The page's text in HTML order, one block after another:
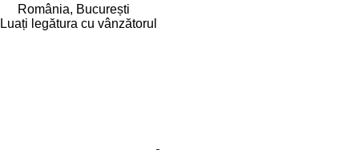
România, București
Luați legătura cu vânzătorul